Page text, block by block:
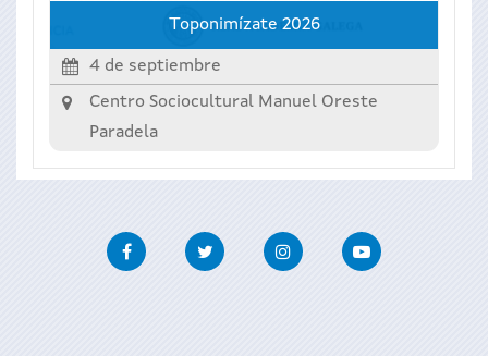
Toponimízate 2026
4 de septiembre
Centro Sociocultural Manuel Oreste
Paradela
FacebookTwitter InstagramYoutube